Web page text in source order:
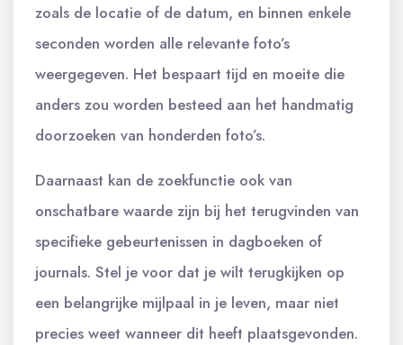
zoals de locatie of de datum, en binnen enkele
seconden worden alle relevante foto’s
weergegeven. Het bespaart tijd en moeite die
anders zou worden besteed aan het handmatig
doorzoeken van honderden foto’s.
Daarnaast kan de zoekfunctie ook van
onschatbare waarde zijn bij het terugvinden van
specifieke gebeurtenissen in dagboeken of
journals. Stel je voor dat je wilt terugkijken op
een belangrijke mijlpaal in je leven, maar niet
precies weet wanneer dit heeft plaatsgevonden.